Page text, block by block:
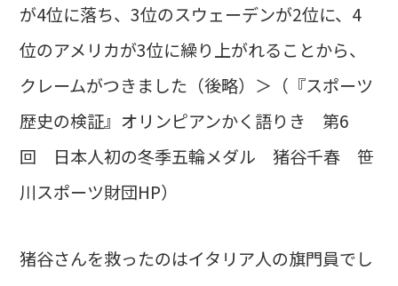
が4位に落ち、3位のスウェーデンが2位に、4
位のアメリカが3位に繰り上がれることから、
クレームがつきました（後略）＞（『スポーツ
歴史の検証』オリンピアンかく語りき 第6
回 日本人初の冬季五輪メダル 猪谷千春 笹
川スポーツ財団HP）
猪谷さんを救ったのはイタリア人の旗門員でし